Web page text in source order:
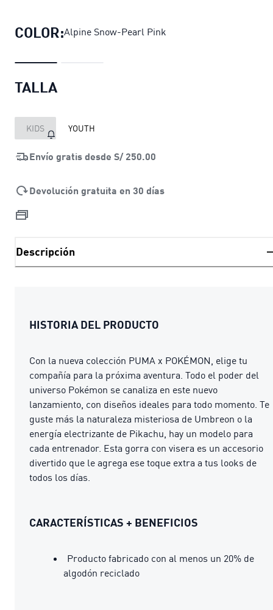
COLOR:Alpine Snow-Pearl Pink
TALLA
KIDS YOUTH
Envío gratis desde S/ 250.00
Devolución gratuita en 30 días
Descripción
HISTORIA DEL PRODUCTO
Con la nueva colección PUMA x POKÉMON, elige tu
compañía para la próxima aventura. Todo el poder del
universo Pokémon se canaliza en este nuevo
lanzamiento, con diseños ideales para todo momento. Te
guste más la naturaleza misteriosa de Umbreon o la
energía electrizante de Pikachu, hay un modelo para
cada entrenador. Esta gorra con visera es un accesorio
divertido que le agrega ese toque extra a tus looks de
todos los días.
CARACTERÍSTICAS + BENEFICIOS
Producto fabricado con al menos un 20% de
algodón reciclado